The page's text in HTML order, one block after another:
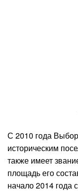
С 2010 года
историческим
также имеет
площадь его
начало 2014 года